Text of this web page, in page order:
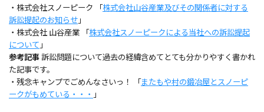
・株式会社スノーピーク 「株式会社山谷産業及びその関係者に対する
訴訟提起のお知らせ 」
・株式会社 山谷産業 「株式会社スノーピークによる当社への訴訟提起
について 」
参考記事訴訟問題について過去の経緯含めてとても分かりやすく書かれ
た記事です。
・残念キャンプでごめんなさいっ！ 「またもや村の鍛冶屋とスノーピ
ークがもめている・・・ 」